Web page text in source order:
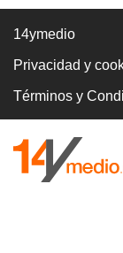
14ymedio
Privacidad y
Términos y